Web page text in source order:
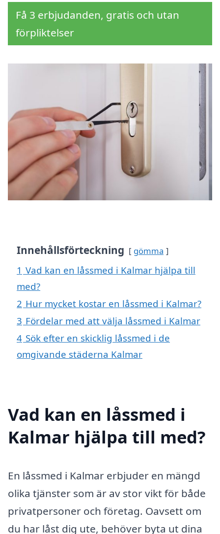
Få 3 erbjudanden, gratis och utan
förpliktelser
Innehållsförteckning gömma
1 Vad kan en låssmed i Kalmar hjälpa till
med?
2 Hur mycket kostar en låssmed i Kalmar?
3 Fördelar med att välja låssmed i Kalmar
4 Sök efter en skicklig låssmed i de
omgivande städerna Kalmar
Vad kan en låssmed i
Kalmar hjälpa till med?
En låssmed i Kalmar erbjuder en mängd
olika tjänster som är av stor vikt för både
privatpersoner och företag. Oavsett om
du har låst dig ute, behöver byta ut dina